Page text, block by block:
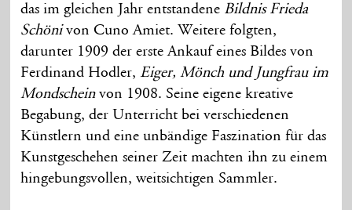
das im gleichen Jahr entstandene Bildnis Frieda
Schönivon Cuno Amiet. Weitere folgten,
darunter 1909 der erste Ankauf eines Bildes von
Ferdinand Hodler,Eiger, Mönch und Jungfrau im
Mondscheinvon 1908. Seine eigene kreative
Begabung, der Unterricht bei verschiedenen
Künstlern und eine unbändige Faszination für das
Kunstgeschehen seiner Zeit machten ihn zu einem
hingebungsvollen, weitsichtigen Sammler.